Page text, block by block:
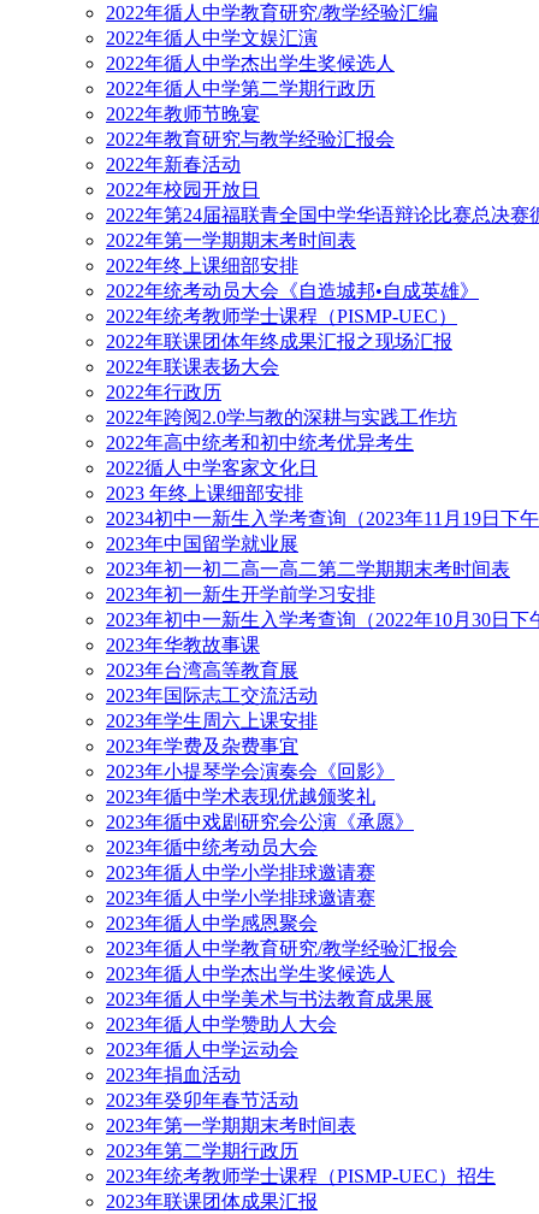
2022年循人中学教育研究/教学经验汇编
2022年循人中学文娱汇演
2022年循人中学杰出学生奖候选人
2022年循人中学第二学期行政历
2022年教师节晚宴
2022年教育研究与教学经验汇报会
2022年新春活动
2022年校园开放日
2022年第24届福联青全国中学华语辩论比赛总决赛
2022年第一学期期末考时间表
2022年终上课细部安排
2022年统考动员大会《自造城邦•自成英雄》
2022年统考教师学士课程（PISMP-UEC）
2022年联课团体年终成果汇报之现场汇报
2022年联课表扬大会
2022年行政历
2022年跨阅2.0学与教的深耕与实践工作坊
2022年高中统考和初中统考优异考生
2022循人中学客家文化日
2023 年终上课细部安排
20234初中一新生入学考查询（2023年11月19日下
2023年中国留学就业展
2023年初一初二高一高二第二学期期末考时间表
2023年初一新生开学前学习安排
2023年初中一新生入学考查询（2022年10月30日下
2023年华教故事课
2023年台湾高等教育展
2023年国际志工交流活动
2023年学生周六上课安排
2023年学费及杂费事宜
2023年小提琴学会演奏会《回影》
2023年循中学术表现优越颁奖礼
2023年循中戏剧研究会公演《承愿》
2023年循中统考动员大会
2023年循人中学小学排球邀请赛
2023年循人中学小学排球邀请赛
2023年循人中学感恩聚会
2023年循人中学教育研究/教学经验汇报会
2023年循人中学杰出学生奖候选人
2023年循人中学美术与书法教育成果展
2023年循人中学赞助人大会
2023年循人中学运动会
2023年捐血活动
2023年癸卯年春节活动
2023年第一学期期末考时间表
2023年第二学期行政历
2023年统考教师学士课程（PISMP-UEC）招生
2023年联课团体成果汇报